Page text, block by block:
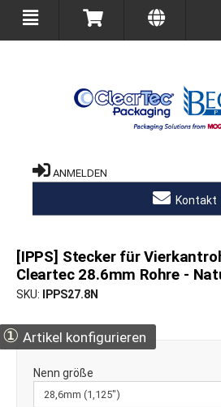
ANMELDEN
Kontakt
[IPPS] Stecker für
Cleartec 28.6mm Rohre -
SKU IPPS27.8N
① Artikel konfigurieren
Nenn größe